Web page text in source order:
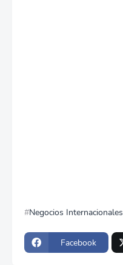
Negocios Internacionales
Facebook